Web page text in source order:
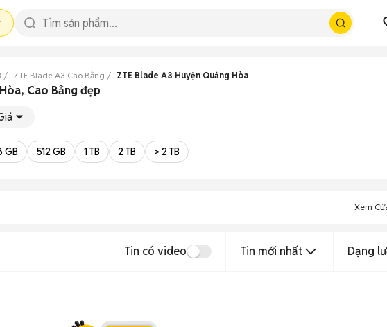
ZTE Blade A3 Cao Bằng ZTE Blade A3 Huyện Quảng Hòa
Cao Bằng đẹp
GB 512 GB 1 TB 2 TB > 2 TB
Xem
Tin có video Tin mới nhất Dạng